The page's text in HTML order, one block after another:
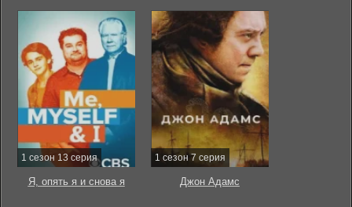
1 сезон 13 серия
Я, опять я и снова я
1 сезон 7 серия
Джон Адамс